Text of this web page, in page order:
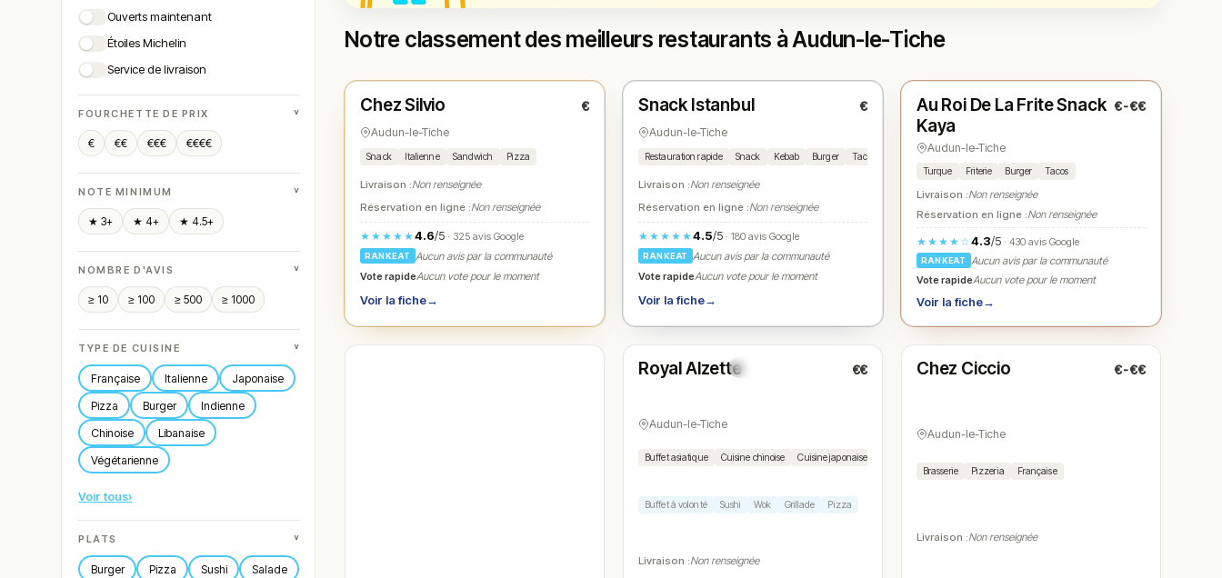
Ouverts maintenant
Étoiles Michelin
Service de livraison
FOURCHETTE DE PRIX ˅
€ €€ €€€ €€€€
NOTE MINIMUM ˅
★ 3+ ★ 4+ ★ 4.5+
NOMBRE D'AVIS ˅
≥ 10 ≥ 100 ≥ 500 ≥ 1000
TYPE DE CUISINE ˅
Française Italienne
Japonaise
Pizza
Burger
Indienne
Chinoise
Libanaise
Végétarienne
Voir tous›
PLATS ˅
Burger Pizza Sushi
Salade
Notre classement des meilleurs restaurants à Audun-le-Tiche
★ N° 1
Chez Silvio €
Audun-le-Tiche
Snack Italienne Sandwich Pizza
Livraison :Non renseignée
Réservation en ligne :Non renseignée
★★★★★4.6/5· 325 avis Google
RANKEAT
Aucun avis par la communauté
Vote rapideAucun vote pour le moment
Voir la fiche→
★ N° 2
Snack Istanbul €
Audun-le-Tiche
Restauration rapide Snack Kebab Burger Tacos
Livraison :Non renseignée
Réservation en ligne :Non renseignée
★★★★★4.5/5· 180 avis Google
RANKEAT
Aucun avis par la communauté
Vote rapideAucun vote pour le moment
Voir la fiche→
★ N° 3
Au Roi De La Frite Snack
Kaya
€-€€
Audun-le-Tiche
Turque Friterie Burger Tacos
Livraison :Non renseignée
Réservation en ligne :Non renseignée
★★★★☆4.3/5 · 430 avis Google
RANKEAT
Aucun avis par la communauté
Vote rapideAucun vote pour le moment
Voir la fiche→
N° 4
Fermé(11:45 – 14:30, 18:45 – 22:30)
Royal Alzette €€
Audun-le-Tiche
Buffet asiatique Cuisine chinoise Cuisine japonaise
Buffet à volonté Sushi Wok Grillade Pizza
Livraison :Non renseignée
N° 5
Ouvert(07:00 – 14:30, 16:30 – 22:00)
Chez Ciccio €-€€
Audun-le-Tiche
Brasserie Pizzeria Française
Livraison :Non renseignée